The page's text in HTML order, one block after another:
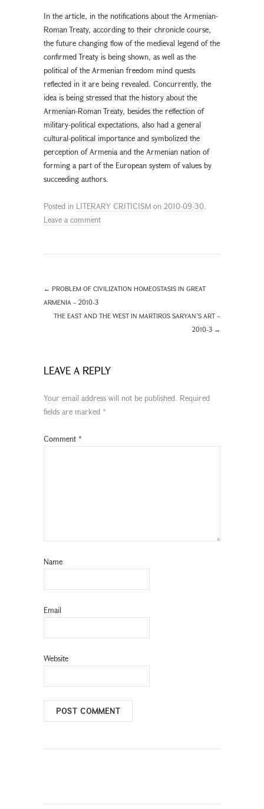
In the article, in the notifications about the Armenian-
Roman Treaty, according to their chronicle course,
the future changing flow of the medieval legend of the
confirmed Treaty is being shown, as well as the
political of the Armenian freedom mind quests
reflected in it are being revealed. Concurrently, the
idea is being stressed that the history about the
Armenian-Roman Treaty, besides the reflection of
military-political expectations, also had a general
cultural-political importance and symbolized the
perception of Armenia and the Armenian nation of
forming a part of the European system of values by
succeeding authors.
Posted in LITERARY CRITICISM on 2010-09-30.
Leave a comment
← PROBLEM OF CIVILIZATION HOMEOSTASIS IN GREAT
ARMENIA – 2010-3
THE EAST AND THE WEST IN MARTIROS SARYAN’S ART –
2010-3 →
LEAVE A REPLY
Your email address will not be published. Required
fields are marked *
Comment *
Name
Email
Website